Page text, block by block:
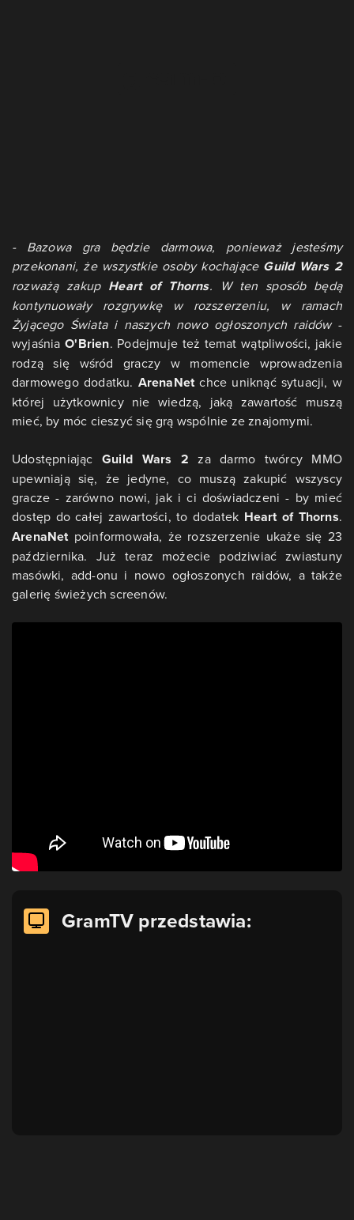
- Bazowa gra będzie darmowa, ponieważ jesteśmy
przekonani, że wszystkie osoby kochające Guild Wars 2
rozważą zakup Heart of Thorns. W ten sposób będą
kontynuowały rozgrywkę w rozszerzeniu, w ramach
Żyjącego Świata i naszych nowo ogłoszonych raidów-
wyjaśniaO'Brien. Podejmuje też temat wątpliwości, jakie
rodzą się wśród graczy w momencie wprowadzenia
darmowego dodatku. ArenaNetchce uniknąć sytuacji, w
której użytkownicy nie wiedzą, jaką zawartość muszą
mieć, by móc cieszyć się grą wspólnie ze znajomymi.
UdostępniającGuild Wars 2 za darmo twórcy MMO
upewniają się, że jedyne, co muszą zakupić wszyscy
gracze - zarówno nowi, jak i ci doświadczeni - by mieć
dostęp do całej zawartości, to dodatek Heart of Thorns.
ArenaNetpoinformowała, że rozszerzenie ukaże się 23
października. Już teraz możecie podziwiać zwiastuny
masówki, add-onu i nowo ogłoszonych raidów, a także
galerię świeżych screenów.
GramTV przedstawia: